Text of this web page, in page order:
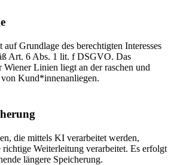
Grundlage des berechtigten Interesses
Art. 6 Abs. 1 lit. f DSGVO. Das
Wiener Linien liegt an der raschen und
Kund*innenanliegen.
die mittels KI verarbeitet werden,
Weiterleitung verarbeitet. Es erfolgt
längere Speicherung.